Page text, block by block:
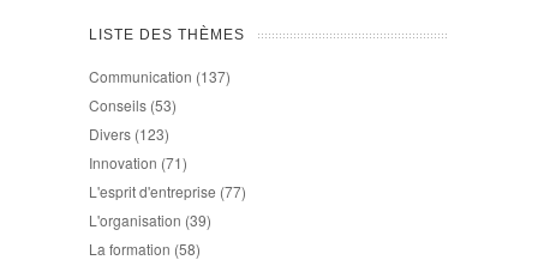
LISTE DES THÈMES
Communication (137)
Conseils (53)
Divers (123)
Innovation (71)
L'esprit d'entreprise (77)
L'organisation (39)
La formation (58)